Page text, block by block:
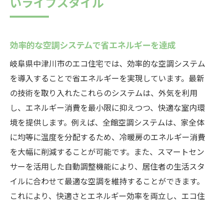
効率的な空調システムで省エネルギーを達成
岐阜県中津川市のエコ住宅では、効率的な空調システム
を導入することで省エネルギーを実現しています。最新
の技術を取り入れたこれらのシステムは、外気を利用
し、エネルギー消費を最小限に抑えつつ、快適な室内環
境を提供します。例えば、全館空調システムは、家全体
に均等に温度を分配するため、冷暖房のエネルギー消費
を大幅に削減することが可能です。また、スマートセン
サーを活用した自動調整機能により、居住者の生活スタ
イルに合わせて最適な空調を維持することができます。
これにより、快適さとエネルギー効率を両立し、エコ住